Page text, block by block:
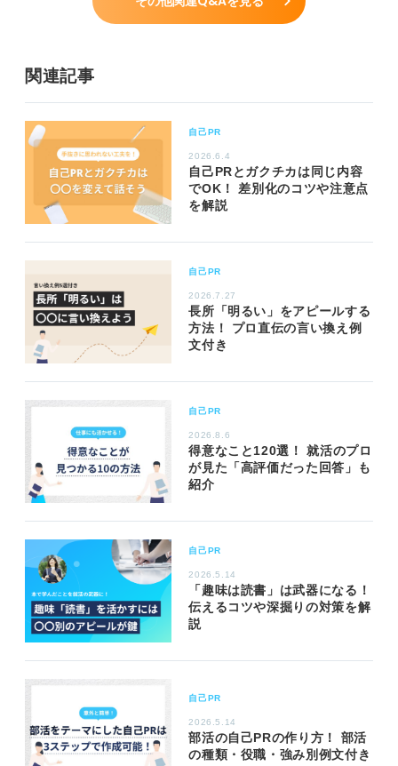
関連記事
自己PR
2026.6.4
自己PRとガクチカは同じ内容
でOK！ 差別化のコツや注意点
を解説
自己PR
2026.7.27
長所「明るい」をアピールする
方法！ プロ直伝の言い換え例
文付き
自己PR
2026.8.6
得意なこと120選！ 就活のプロ
が見た「高評価だった回答」も
紹介
自己PR
2026.5.14
「趣味は読書」は武器になる！
伝えるコツや深掘りの対策を解
説
自己PR
2026.5.14
部活の自己PRの作り方！ 部活
の種類・役職・強み別例文付き